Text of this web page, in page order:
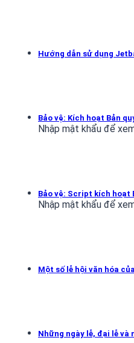
Hướng dẫn sử dụng
Bảo vệ: Kích hoạt Bản
Nhập mật khẩu để
Bảo vệ: Script kích hoạt
Nhập mật khẩu để
Một số lễ hội văn hóa
Những ngày lễ, đại lễ và